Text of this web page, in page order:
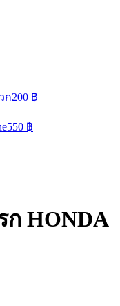
ก200 ฿
550 ฿
HONDA